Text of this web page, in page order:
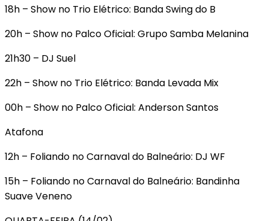
18h – Show no Trio Elétrico: Banda Swing do B
20h – Show no Palco Oficial: Grupo Samba Melanina
21h30 – DJ Suel
22h – Show no Trio Elétrico: Banda Levada Mix
00h – Show no Palco Oficial: Anderson Santos
Atafona
12h – Foliando no Carnaval do Balneário: DJ WF
15h – Foliando no Carnaval do Balneário: Bandinha
Suave Veneno